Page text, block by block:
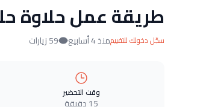
طريقة عمل حلاوة
سجّل دخولك للتقييممنذ 4 أسابيع 59 زيارات
وقت التحضير
15 دقيقة